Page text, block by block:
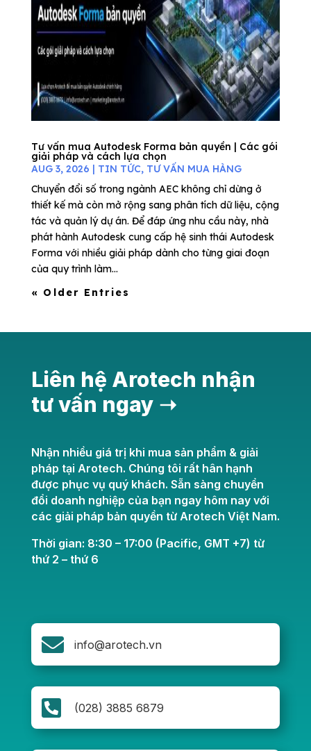
Tư vấn mua Autodesk Forma bản quyền | Các gói
giải pháp và cách lựa chọn
AUG 3, 2026 | TIN TỨC, TƯ VẤN MUA HÀNG
Chuyển đổi số trong ngành AEC không chỉ dừng ở
thiết kế mà còn mở rộng sang phân tích dữ liệu, cộng
tác và quản lý dự án. Để đáp ứng nhu cầu này, nhà
phát hành Autodesk cung cấp hệ sinh thái Autodesk
Forma với nhiều giải pháp dành cho từng giai đoạn
của quy trình làm...
« Older Entries
Liên hệ Arotech nhận
tư vấn ngay ➝
Nhận nhiều giá trị khi mua sản phẩm & giải
pháp tại Arotech. Chúng tôi rất hân hạnh
được phục vụ quý khách. Sẵn sàng chuyển
đổi doanh nghiệp của bạn ngay hôm nay với
các giải pháp bản quyền từ Arotech Việt Nam.
Thời gian: 8:30 – 17:00 (Pacific, GMT +7) từ
thứ 2 – thứ 6
 info@arotech.vn
 (028) 3885 6879